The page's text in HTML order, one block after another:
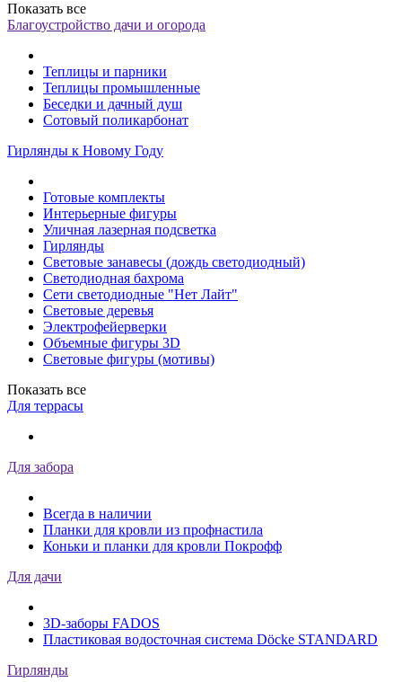
Показать все
Благоустройство дачи и огорода
Теплицы и парники
Теплицы промышленные
Беседки и дачный душ
Сотовый поликарбонат
Гирлянды к Новому Году
Готовые комплекты
Интерьерные фигуры
Уличная лазерная подсветка
Гирлянды
Световые занавесы (дождь светодиодный)
Светодиодная бахрома
Сети светодиодные "Нет Лайт"
Световые деревья
Электрофейерверки
Объемные фигуры 3D
Световые фигуры (мотивы)
Показать все
Для террасы
Для забора
Всегда в наличии
Планки для кровли из профнастила
Коньки и планки для кровли Покрофф
Для дачи
3D-заборы FADOS
Пластиковая водосточная система Döcke STANDARD
Гирлянды